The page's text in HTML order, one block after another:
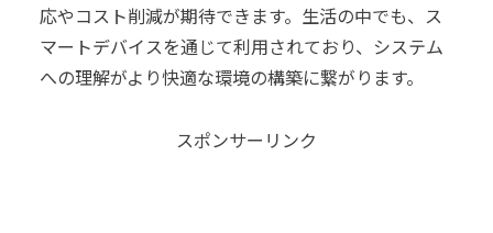
応やコスト削減が期待できます。生活の中でも、ス
マートデバイスを通じて利用されており、システム
への理解がより快適な環境の構築に繋がります。
スポンサーリンク